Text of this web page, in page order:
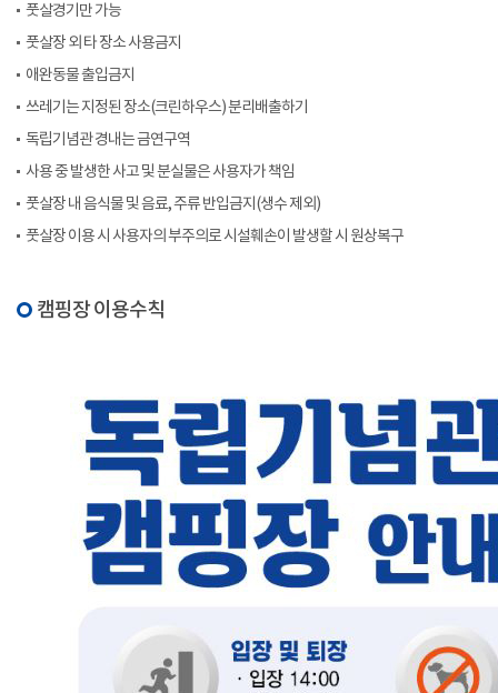
풋살경기만 가능
풋살장 외 타 장소 사용금지
애완동물 출입금지
쓰레기는 지정된 장소(크린하우스) 분리배출하기
독립기념관 경내는 금연구역
사용 중 발생한 사고 및 분실물은 사용자가 책임
풋살장 내 음식물 및 음료, 주류 반입금지(생수 제외)
풋살장 이용 시 사용자의 부주의로 시설훼손이 발생할 시 원상복구
캠핑장 이용수칙